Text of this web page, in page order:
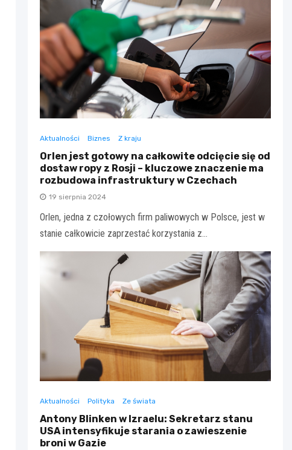
Aktualności Biznes Z kraju
Orlen jest gotowy na całkowite odcięcie się od
dostaw ropy z Rosji – kluczowe znaczenie ma
rozbudowa infrastruktury w Czechach
19 sierpnia 2024
Orlen, jedna z czołowych firm paliwowych w Polsce, jest w
stanie całkowicie zaprzestać korzystania z…
Aktualności Polityka Ze świata
Antony Blinken w Izraelu: Sekretarz stanu
USA intensyfikuje starania o zawieszenie
broni w Gazie